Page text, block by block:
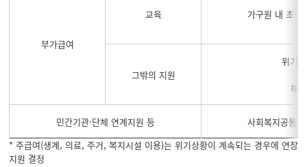
부가급여
교육 가구원 내 초·
그밖의 지원
위기
해
민간기관·단체 연계지원 등
사회복지공동
* 주급여(생계, 의료, 주거, 복지시설 이용)는 위기상황이 계속되는 경우에 연장
지원 결정